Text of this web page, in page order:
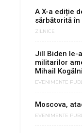
A X-a ediție
sărbătorită
ZILNICE
Jill Biden le-
militarilor
Mihail
EVENIMENTE
Moscova,
EVENIMENTE